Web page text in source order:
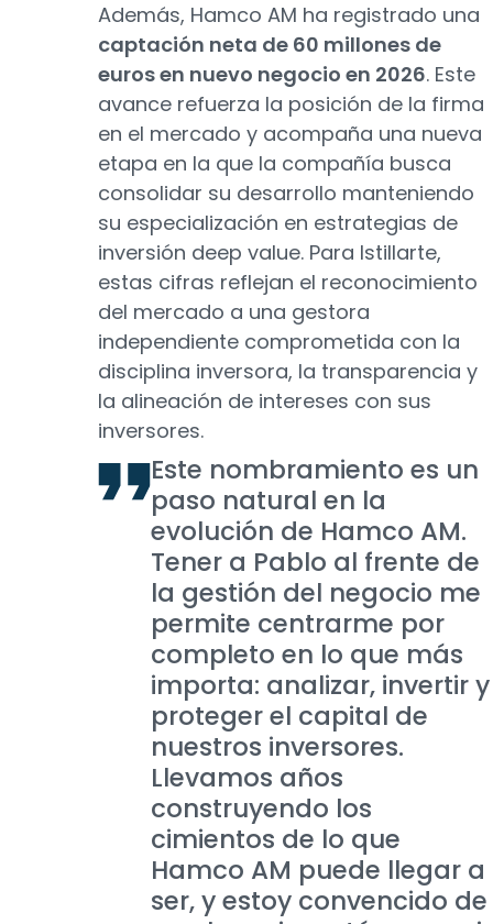
Además, Hamco AM ha registrado una
captación neta de 60 millones de
euros en nuevo negocio en 2026. Este
avance refuerza la posición de la firma
en el mercado y acompaña una nueva
etapa en la que la compañía busca
consolidar su desarrollo manteniendo
su especialización en estrategias de
inversión deep value. Para Istillarte,
estas cifras reflejan el reconocimiento
del mercado a una gestora
independiente comprometida con la
disciplina inversora, la transparencia y
la alineación de intereses con sus
inversores.
Este nombramiento es un
paso natural en la
evolución de Hamco AM.
Tener a Pablo al frente de
la gestión del negocio me
permite centrarme por
completo en lo que más
importa: analizar, invertir y
proteger el capital de
nuestros inversores.
Llevamos años
construyendo los
cimientos de lo que
Hamco AM puede llegar a
ser, y estoy convencido de